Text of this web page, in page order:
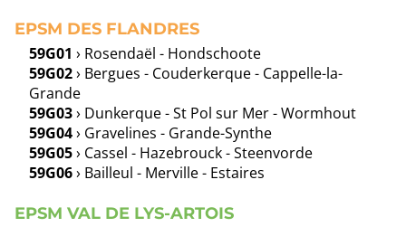
EPSM DES FLANDRES
59G01 › Rosendaël - Hondschoote
59G02› Bergues - Couderkerque - Cappelle-la-
Grande
59G03› Dunkerque - St Pol sur Mer - Wormhout
59G04› Gravelines - Grande-Synthe
59G05› Cassel - Hazebrouck - Steenvorde
59G06› Bailleul - Merville - Estaires
EPSM VAL DE LYS-ARTOIS